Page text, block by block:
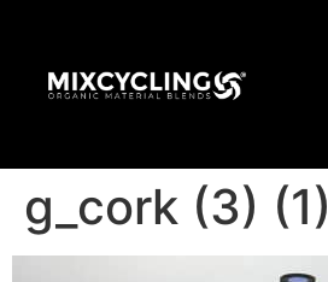
g_cork (3) (1)